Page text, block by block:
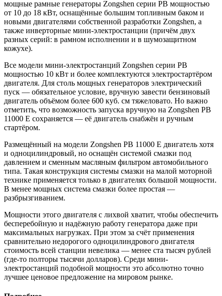
мощные рамные генераторы Zongshen серии PB мощностью
от 10 до 18 кВт, оснащённые большим топливным баком и
новыми двигателями соб­ственной разработки Zongshen, а
также инверторные мини-электростанции (причём двух
разных серий: в рамном исполнении и в шумозащитном
кожухе).
Все модели мини-электростанций Zongshen серии PB
мощностью 10 кВт и более комплектуются электростартёром
двигателя. Для столь мощных генераторов электрический
пуск — обязательное условие, вручную завести бензиновый
двигатель объё­мом более 600 куб. см тяжеловато. Но важно
отметить, что возможность запуска вручную на Zongshen PB
11000 E сохраняется — её двигатель снабжён и ручным
стартёром.
Размещённый на модели Zongshen PB 11000 E двигатель хотя
и одноцилиндровый, но оснащён системой смазки под
давлением и сменным масляным фильтром автомобиль­ного
типа. Такая конструкция системы смазки на малой моторной
технике применяется только в двигателях большой мощности.
В менее мощных система смазки более простая —
разбрызгиванием.
Мощности этого двигателя с лихвой хватит, чтобы обеспечить
бесперебойную и надёжную работу генератора даже при
максимальных нагрузках. При этом за счёт применения
сравнительно недорогого одноцилиндрового двигателя
стоимость всей станции невелика — менее ста тысяч рублей
(где-то полторы тысячи долларов). Среди мини-
электростанций подобной мощности это абсолютно точно
лучшее ценовое предложение на мировом рынке.